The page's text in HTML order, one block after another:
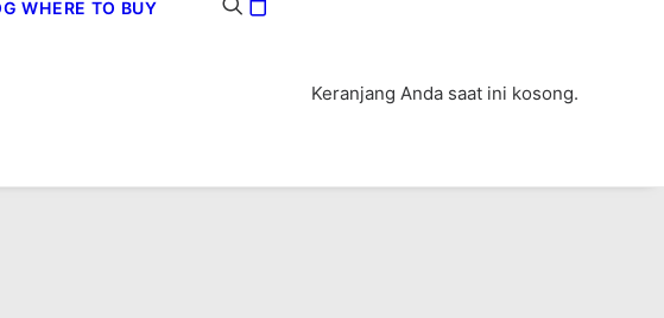
WHERE TO BUY
Keranjang Anda saat ini kosong.